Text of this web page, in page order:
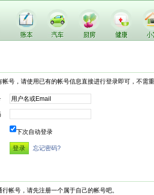
帐号，请使用已有的帐号信息直接进行登录即可，不需
下次自动登录
忘记密码?
帐号，请先注册一个属于自己的帐号吧。